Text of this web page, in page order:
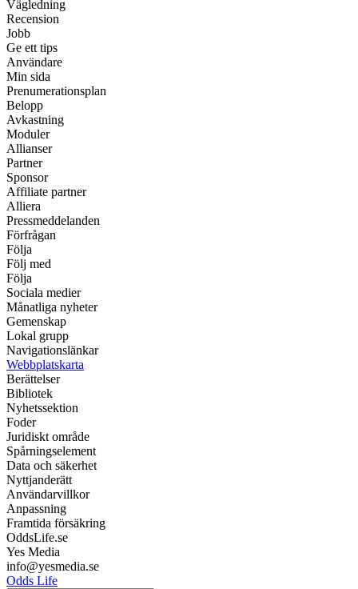
Vägledning
Recension
Jobb
Ge ett tips
Användare
Min sida
Prenumerationsplan
Belopp
Avkastning
Moduler
Allianser
Partner
Sponsor
Affiliate partner
Alliera
Pressmeddelanden
Förfrågan
Följa
Följ med
Följa
Sociala medier
Månatliga nyheter
Gemenskap
Lokal grupp
Navigationslänkar
Webbplatskarta
Berättelser
Bibliotek
Nyhetssektion
Foder
Juridiskt område
Spårningselement
Data och säkerhet
Nyttjanderätt
Användarvillkor
Anpassning
Framtida försäkring
OddsLife.se
Yes Media
info@yesmedia.se
Odds Life